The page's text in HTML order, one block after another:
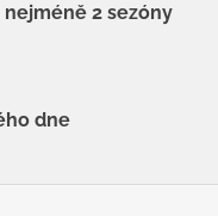
2 sezóny
dne